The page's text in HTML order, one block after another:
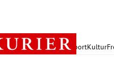
PolitikWirtschaft SportKultur